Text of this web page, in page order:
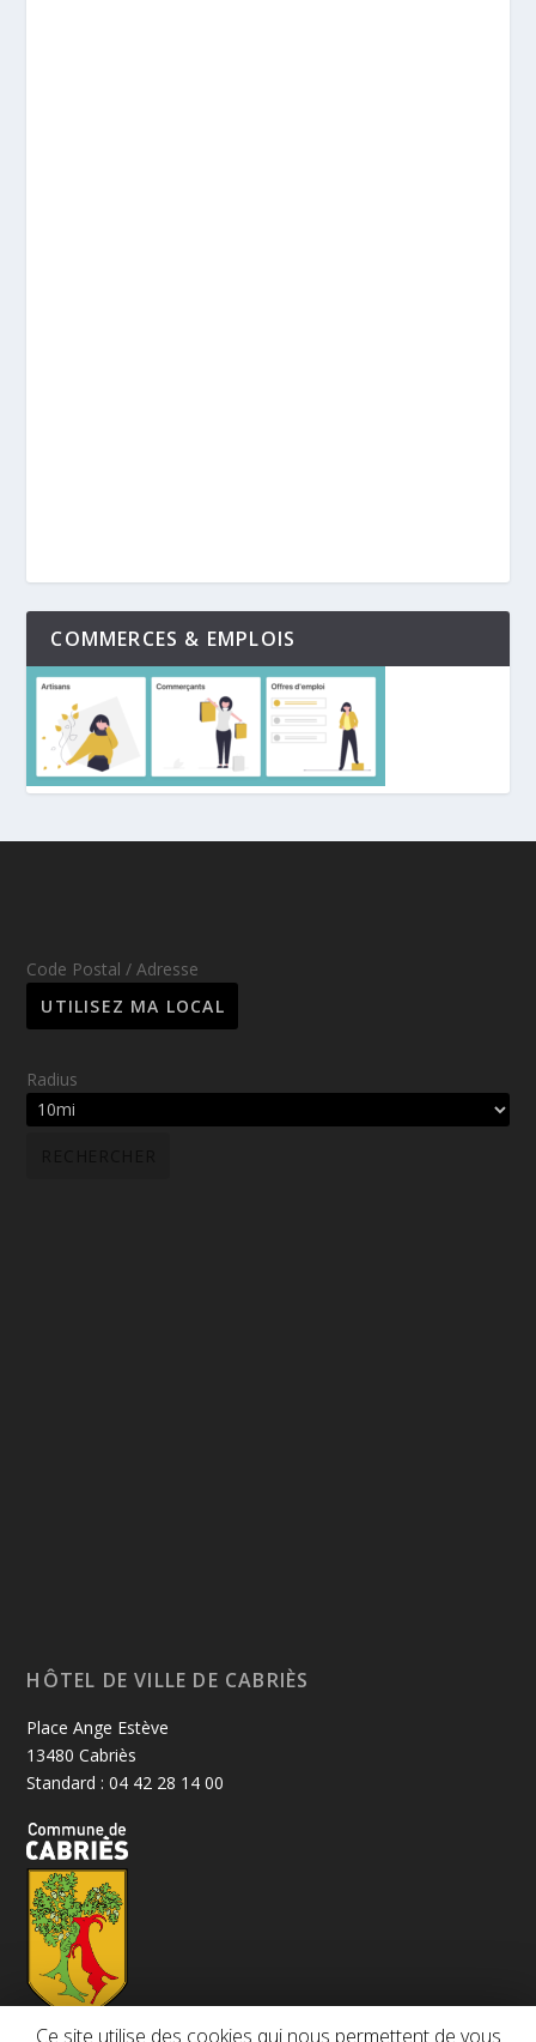
COMMERCES & EMPLOIS
Code Postal / Adresse
Radius
HÔTEL DE VILLE DE CABRIÈS
Place Ange Estève
13480 Cabriès
Standard : 04 42 28 14 00
Ce site utilise des cookies qui nous permettent de vous